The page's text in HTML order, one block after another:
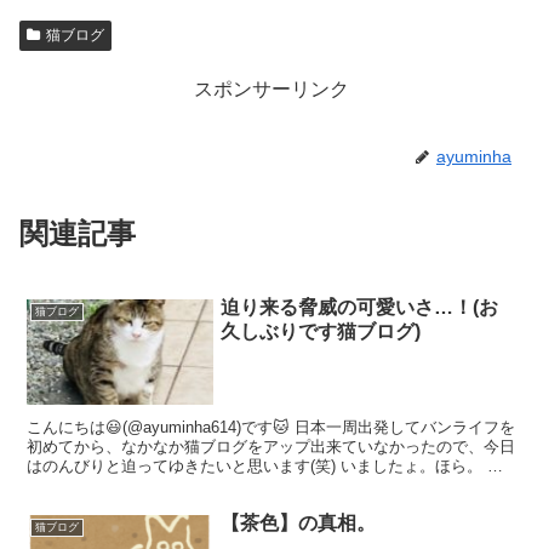
猫ブログ
スポンサーリンク
ayuminha
関連記事
猫ブログ
迫り来る脅威の可愛いさ…！(お
久しぶりです猫ブログ)
こんにちは😃(@ayuminha614)です🐱 日本一周出発してバンライフを
初めてから、なかなか猫ブログをアップ出来ていなかったので、今日
はのんびりと迫ってゆきたいと思います(笑) いましたょ。ほら。 分
猫ブログ 【茶色】の真相。